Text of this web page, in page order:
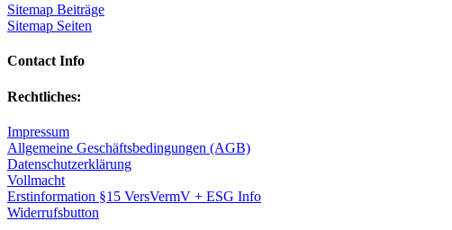
Sitemap Beiträge
Sitemap Seiten
Contact Info
Rechtliches:
Impressum
Allgemeine Geschäftsbedingungen (AGB)
Datenschutzerklärung
Vollmacht
Erstinformation §15 VersVermV + ESG Info
Widerrufsbutton